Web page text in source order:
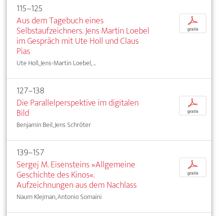
115–125
Aus dem Tagebuch eines
Selbstaufzeichners. Jens Martin Loebel
im Gespräch mit Ute Holl und Claus
Pias
Ute Holl, Jens-Martin Loebel, ...
p
gratis
127–138
Die Parallelperspektive im digitalen
Bild
Benjamin Beil, Jens Schröter
p
gratis
139–157
Sergej M. Eisensteins »Allgemeine
Geschichte des Kinos«.
Aufzeichnungen aus dem Nachlass
Naum Klejman, Antonio Somaini
p
gratis